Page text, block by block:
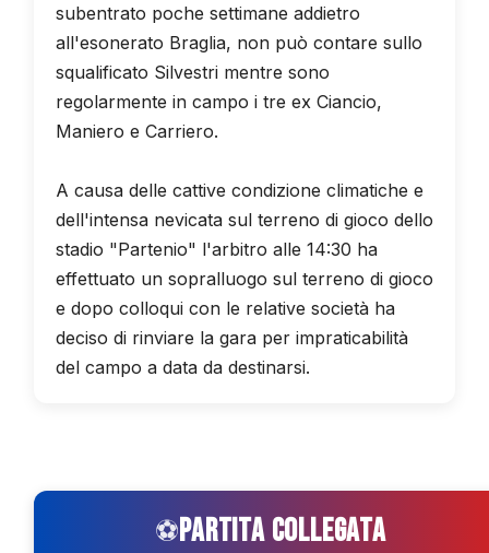
subentrato poche settimane addietro
all'esonerato Braglia, non può contare sullo
squalificato Silvestri mentre sono
regolarmente in campo i tre ex Ciancio,
Maniero e Carriero.
A causa delle cattive condizione climatiche e
dell'intensa nevicata sul terreno di gioco dello
stadio "Partenio" l'arbitro alle 14:30 ha
effettuato un sopralluogo sul terreno di gioco
e dopo colloqui con le relative società ha
deciso di rinviare la gara per impraticabilità
del campo a data da destinarsi.
⚽PARTITA COLLEGATA